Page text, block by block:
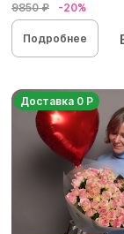
9850 ₽ -20%
Подробнее
Доставка 0 Р